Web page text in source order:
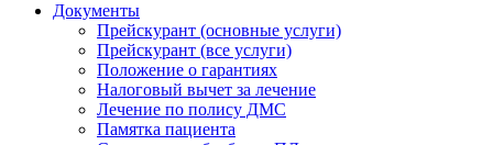
Документы
Прейскурант (основные услуги)
Прейскурант (все услуги)
Положение о гарантиях
Налоговый вычет за лечение
Лечение по полису ДМС
Памятка пациента